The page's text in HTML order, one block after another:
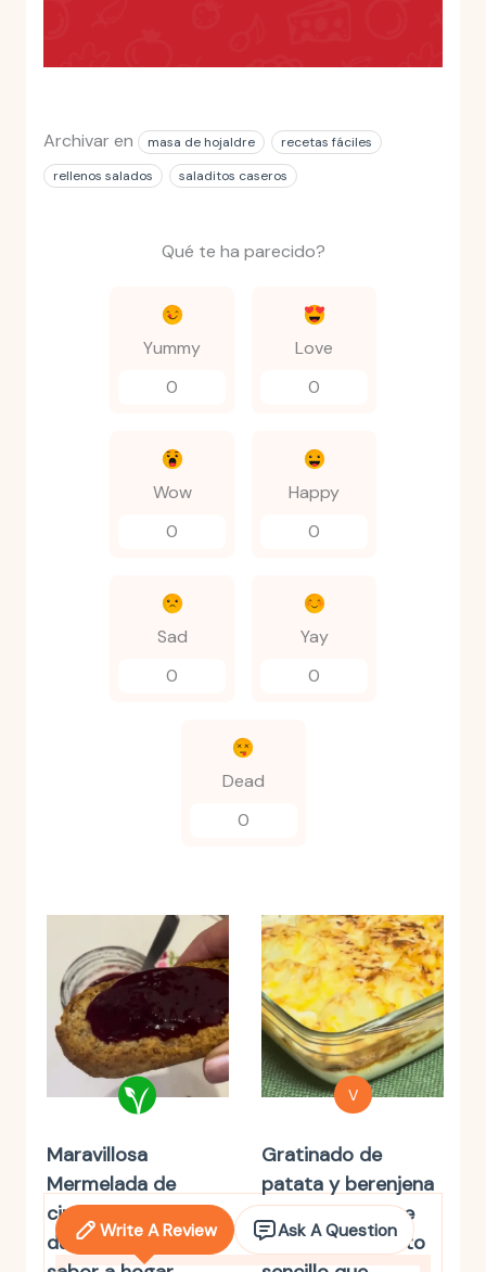
Archivar en masa de hojaldre
recetas fáciles
rellenos salados
saladitos caseros
Qué te ha parecido?
Yummy
0
Love
0
Wow
0
Happy
0
Sad
0
Yay
0
Dead
0
Maravillosa
Mermelada de
ciruela casera:
dulce, natural y con
V
Gratinado de
patata y berenjena
irresistiblemente
cremoso: un plato
Write A Review Ask A Question